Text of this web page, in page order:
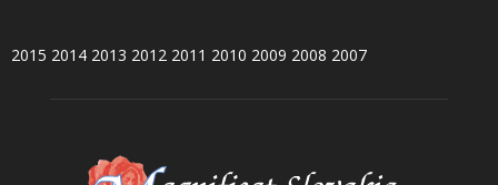
2015 2014 2013 2012 2011 2010 2009 2008 2007